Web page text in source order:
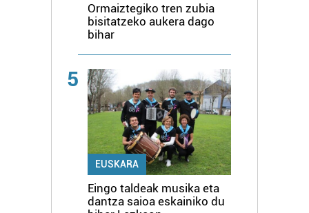
Ormaiztegiko tren zubia
bisitatzeko aukera dago
bihar
5
EUSKARA
Eingo taldeak musika eta
dantza saioa eskainiko du